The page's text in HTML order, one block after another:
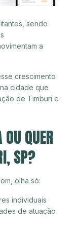
sendo
a
crescimento
cidade que
de Timburi e
QUER
SP?
olha só:
individuais
de atuação